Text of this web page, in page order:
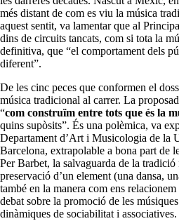
més distant de com es viu la música
aquest sentit, va lamentar que al
dins de circuits tancats, com si tota la
definitiva, que “el comportament dels
diferent”.
De les cinc peces que conformen el
música tradicional al carrer. La
“com construïm entre tots que és la
quins supòsits”. És una polèmica, va
Departament d’Art i Musicologia de la
Barcelona, extrapolable a bona part de
Per Barbet, la salvaguarda de la tradició
preservació d’un element (una dansa,
també en la manera com ens
debat sobre la promoció de les
dinàmiques de sociabilitat i associatives.